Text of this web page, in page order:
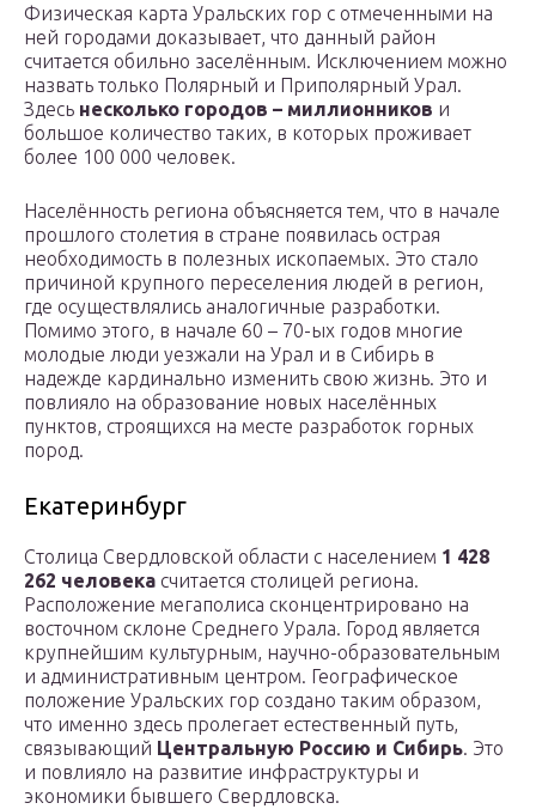
Физическая карта Уральских гор с отмеченными на
ней городами доказывает, что данный район
считается обильно заселённым. Исключением можно
назвать только Полярный и Приполярный Урал.
Здесь несколько городов – миллионников и
большое количество таких, в которых проживает
более 100 000 человек.
Населённость региона объясняется тем, что в начале
прошлого столетия в стране появилась острая
необходимость в полезных ископаемых. Это стало
причиной крупного переселения людей в регион,
где осуществлялись аналогичные разработки.
Помимо этого, в начале 60 – 70-ых годов многие
молодые люди уезжали на Урал и в Сибирь в
надежде кардинально изменить свою жизнь. Это и
повлияло на образование новых населённых
пунктов, строящихся на месте разработок горных
пород.
Екатеринбург
Столица Свердловской области с населением 1 428
262 человека считается столицей региона.
Расположение мегаполиса сконцентрировано на
восточном склоне Среднего Урала. Город является
крупнейшим культурным, научно-образовательным
и административным центром. Географическое
положение Уральских гор создано таким образом,
что именно здесь пролегает естественный путь,
связывающий Центральную Россию и Сибирь. Это
и повлияло на развитие инфраструктуры и
экономики бывшего Свердловска.